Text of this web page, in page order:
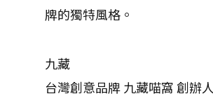
牌的獨特風格。
九藏
台灣創意品牌 九藏喵窩 創辦人